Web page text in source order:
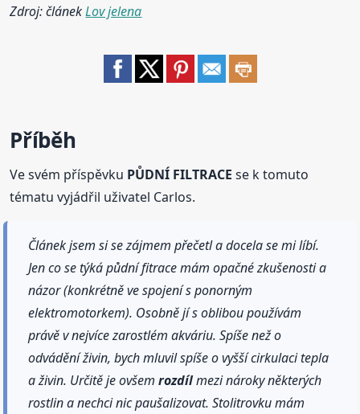
Zdroj: článekLov jelena
Příběh
Ve svém příspěvku PŮDNÍ FILTRACE se k tomuto
tématu vyjádřil uživatel Carlos.
Článek jsem si se zájmem přečetl a docela se mi líbí.
Jen co se týká půdní fitrace mám opačné zkušenosti a
názor (konkrétně ve spojení s ponorným
elektromotorkem). Osobně jí s oblibou používám
právě v nejvíce zarostlém akváriu. Spíše než o
odvádění živin, bych mluvil spíše o vyšší cirkulaci tepla
a živin. Určitě je ovšemrozdílmezi nároky některých
rostlin a nechci nic paušalizovat. Stolitrovku mám